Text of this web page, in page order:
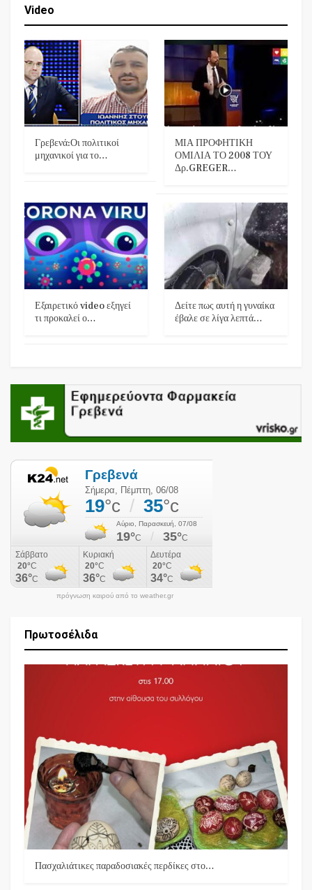
Video
Γρεβενά:Οι πολιτικοί
μηχανικοί για το…
ΜΙΑ ΠΡΟΦΗΤΙΚΗ
ΟΜΙΛΙΑ ΤΟ 2008 ΤΟΥ
Δρ.GREGER…
Εξαιρετικό video εξηγεί
τι προκαλεί ο…
Δείτε πως αυτή η γυναίκα
έβαλε σε λίγα λεπτά…
πρόγνωση καιρού από το weather.gr
Πρωτοσέλιδα
Πασχαλιάτικες παραδοσιακές περδίκες στο…